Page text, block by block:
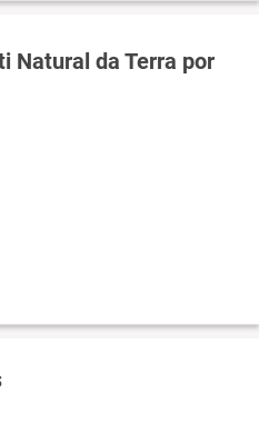
Natural da Terra por